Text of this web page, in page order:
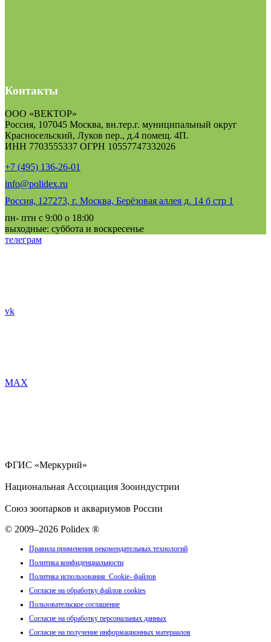
Контакты
ООО «ВЕКТОР»
Россия, 107045 Москва, вн.тер.г. муниципальный округ
Красносельский, Луков пер., д.4 помещ. 4П.
ИНН 7703555337 ОГРН 10557747332026
+7 (495) 136-26-01
info@polidex.ru
Россия, 127273, г. Москва, Берёзовая аллея д. 14 б стр 1
пн- птн с 9:00 о 18:00
выходные: суббота и воскресенье
телеграм
vk
MAX
ФГИС «Меркурий»
Национальная Ассоциация Зооиндустрии
Союз зоопарков и аквариумов России
© 2009–2026 Polidex ®
Правила применения рекомендательных технологий
Политика конфиденциальности
Политика использования Cookie- файлов
Согласие на обработку файлов cookies
Пользовательское соглашение
Согласие на обработку персональных данных
Согласие на получение информационных материалов